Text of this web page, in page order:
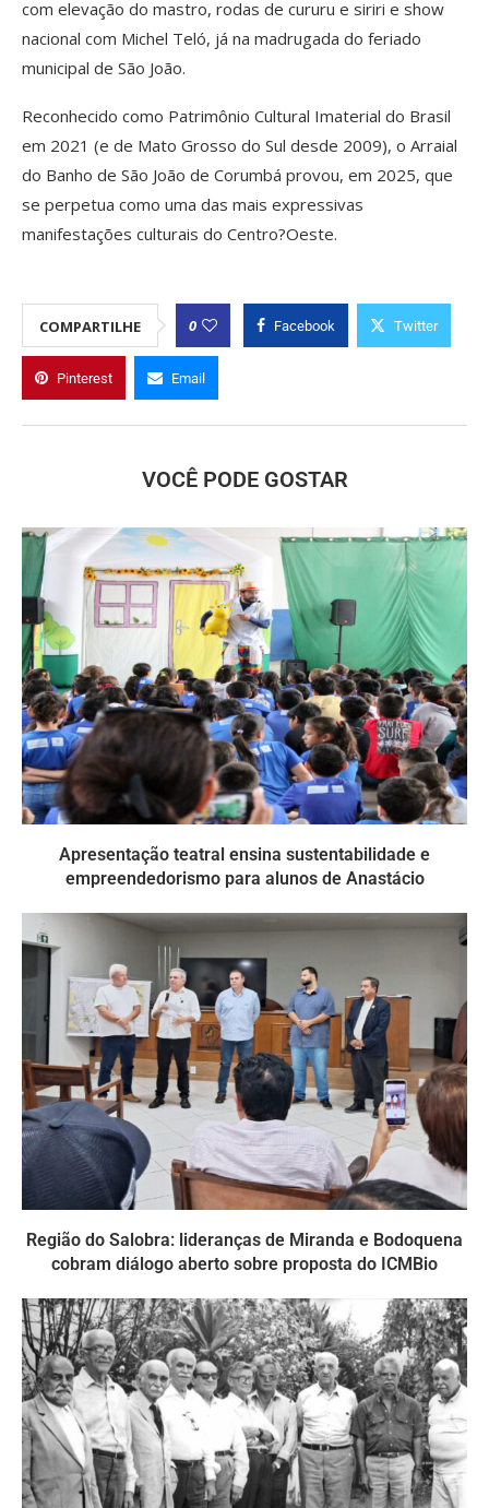
com elevação do mastro, rodas de cururu e siriri e show
nacional com Michel Teló, já na madrugada do feriado
municipal de São João.
Reconhecido como Patrimônio Cultural Imaterial do Brasil
em 2021 (e de Mato Grosso do Sul desde 2009), o Arraial
do Banho de São João de Corumbá provou, em 2025, que
se perpetua como uma das mais expressivas
manifestações culturais do Centro?Oeste.
COMPARTILHE 0 Facebook Twitter
Pinterest Email
VOCÊ PODE GOSTAR
Apresentação teatral ensina sustentabilidade e
empreendedorismo para alunos de Anastácio
Região do Salobra: lideranças de Miranda e Bodoquena
cobram diálogo aberto sobre proposta do ICMBio